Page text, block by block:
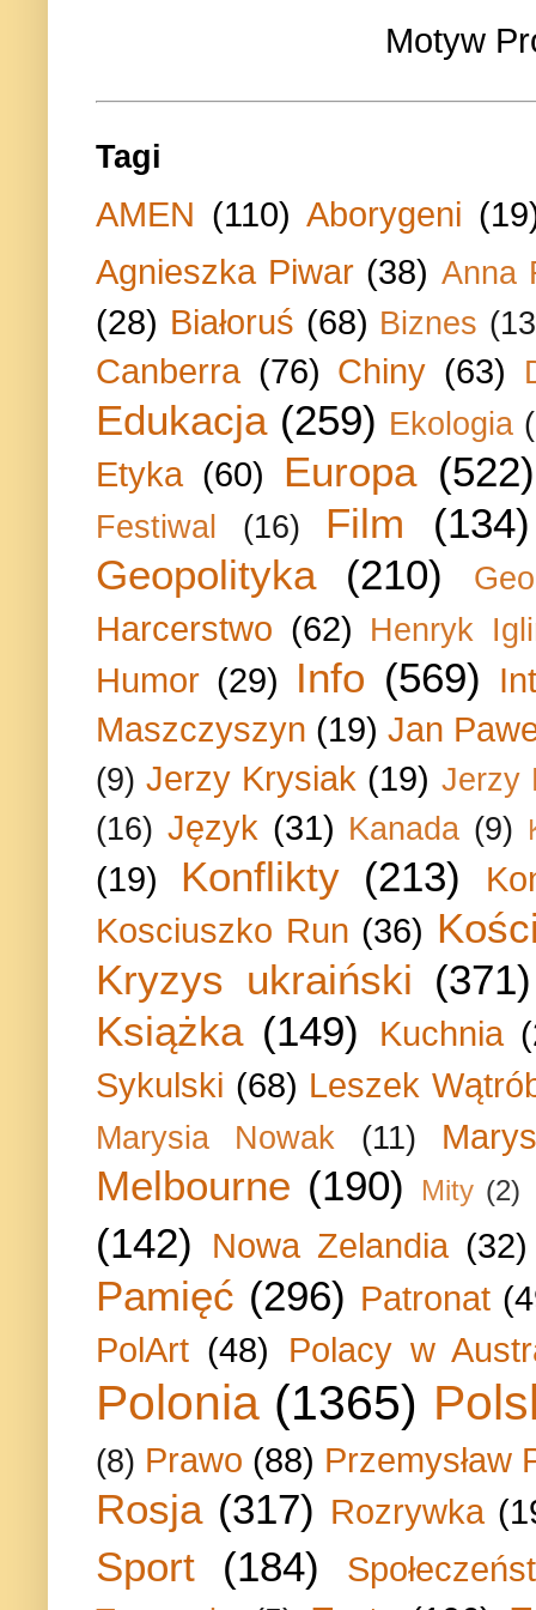
Motyw
Tagi
AMEN (110) Aborygeni
Agnieszka Piwar (38) Anna
(28) Białoruś (68) Biznes
Canberra (76) Chiny (63)
Edukacja (259) Ekologia
Etyka (60) Europa (522)
Festiwal (16) Film
(134)
Geopolityka
(210)
Harcerstwo (62) Henryk
Humor (29) Info (569)
Maszczyszyn (19) Jan
(9) Jerzy Krysiak (19) Jerzy
(16) Język (31) Kanada (9)
(19) Konflikty (213)
Kosciuszko Run (36)
Kryzys ukraiński (371)
Książka (149) Kuchnia
Sykulski (68) Leszek
Marysia Nowak (11)
Melbourne (190) Mity (2)
(142) Nowa Zelandia (32)
Pamięć (296) Patronat
PolArt (48) Polacy w
Polonia (1365)
(8) Prawo (88) Przemysław
Rosja (317) Rozrywka
Sport (184)